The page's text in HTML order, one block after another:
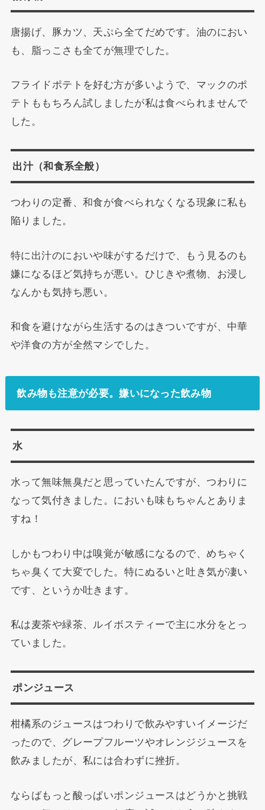
唐揚げ、豚カツ、天ぷら全てだめです。油のにおい
も、脂っこさも全てが無理でした。
フライドポテトを好む方が多いようで、マックのポ
テトももちろん試しましたが私は食べられませんで
した。
出汁（和食系全般）
つわりの定番、和食が食べられなくなる現象に私も
陥りました。
特に出汁のにおいや味がするだけで、もう見るのも
嫌になるほど気持ちが悪い。ひじきや煮物、お浸し
なんかも気持ち悪い。
和食を避けながら生活するのはきついですが、中華
や洋食の方が全然マシでした。
飲み物も注意が必要。嫌いになった飲み物
水
水って無味無臭だと思っていたんですが、つわりに
なって気付きました。においも味もちゃんとありま
すね！
しかもつわり中は嗅覚が敏感になるので、めちゃく
ちゃ臭くて大変でした。特にぬるいと吐き気が凄い
です、というか吐きます。
私は麦茶や緑茶、ルイボスティーで主に水分をとっ
ていました。
ポンジュース
柑橘系のジュースはつわりで飲みやすいイメージだ
ったので、グレープフルーツやオレンジジュースを
飲みましたが、私には合わずに挫折。
ならばもっと酸っぱいポンジュースはどうかと挑戦